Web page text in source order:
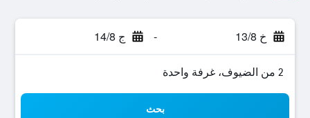
خ 13/8 - ج 14/8
2 من الضيوف، غرفة واحدة
بحث